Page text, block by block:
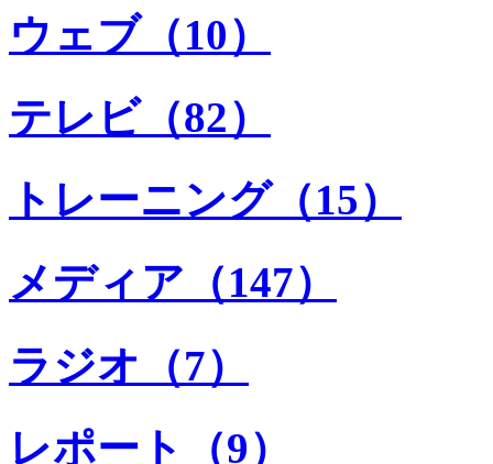
ウェブ（10）
テレビ（82）
トレーニング（15）
メディア（147）
ラジオ（7）
レポート（9）